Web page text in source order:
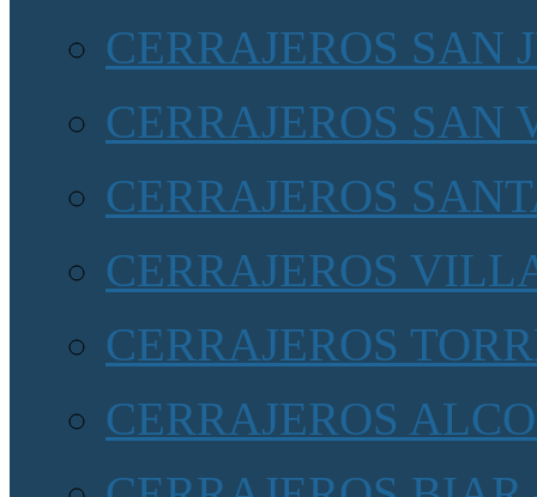
CERRAJEROS SAN
CERRAJEROS SAN
CERRAJEROS
CERRAJEROS
CERRAJEROS
CERRAJEROS